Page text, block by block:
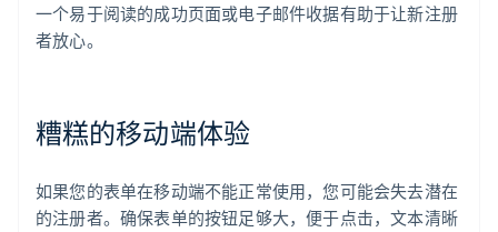
一个易于阅读的成功页面或电子邮件收据有助于让新注册
者放心。
糟糕的移动端体验
如果您的表单在移动端不能正常使用，您可能会失去潜在
的注册者。确保表单的按钮足够大，便于点击，文本清晰